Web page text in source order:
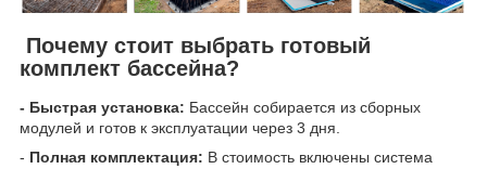
Почему стоит выбрать готовый
комплект бассейна?
- Быстрая установка: Бассейн собирается из сборных
модулей и готов к эксплуатации через 3 дня.
- Полная комплектация: В стоимость включены система